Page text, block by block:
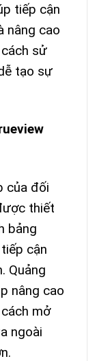
tiếp cận
nâng cao
sử
tạo sự
của đối
thiết
bảng
cận
Quảng
nâng cao
mở
ngoài